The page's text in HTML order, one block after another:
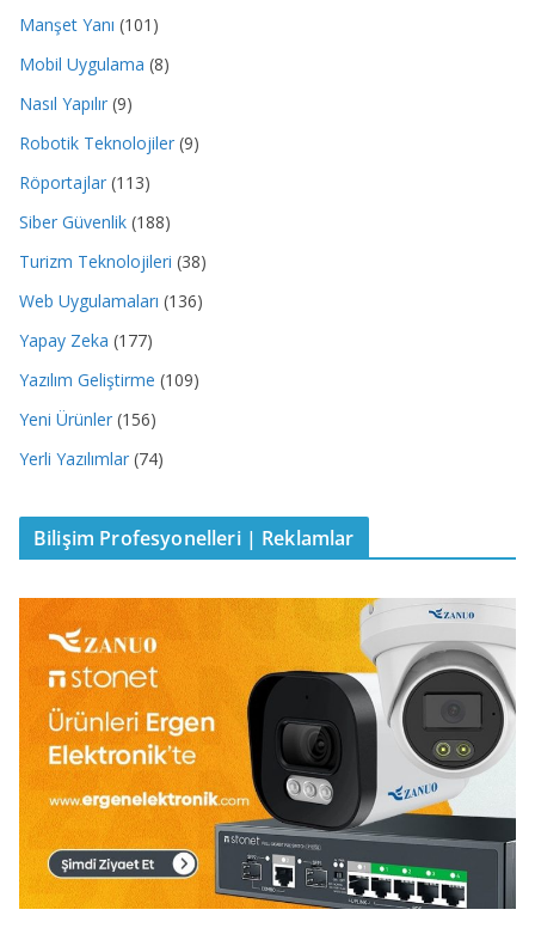
Manşet Yanı (101)
Mobil Uygulama (8)
Nasıl Yapılır (9)
Robotik Teknolojiler (9)
Röportajlar (113)
Siber Güvenlik (188)
Turizm Teknolojileri (38)
Web Uygulamaları (136)
Yapay Zeka (177)
Yazılım Geliştirme (109)
Yeni Ürünler (156)
Yerli Yazılımlar (74)
Bilişim Profesyonelleri | Reklamlar